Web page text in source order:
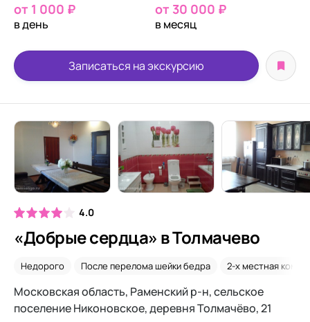
от 1 000 ₽
в день
от 30 000 ₽
в месяц
Записаться на экскурсию
4.0
«Добрые сердца» в Толмачево
Недорого После перелома шейки бедра 2-х местная
Московская область, Раменский р-н, сельское
поселение Никоновское, деревня Толмачёво, 21